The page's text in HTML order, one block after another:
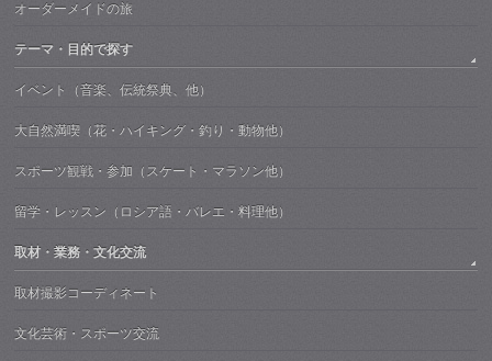
オーダーメイドの旅
テーマ・目的で探す
イベント（音楽、伝統祭典、他）
大自然満喫（花・ハイキング・釣り・動物他）
スポーツ観戦・参加（スケート・マラソン他）
留学・レッスン（ロシア語・バレエ・料理他）
取材・業務・文化交流
取材撮影コーディネート
文化芸術・スポーツ交流